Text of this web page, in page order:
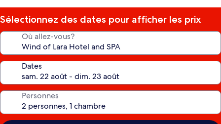
Sélectionnez des dates pour afficher les prix
Où allez-vous?
Dates
Personnes